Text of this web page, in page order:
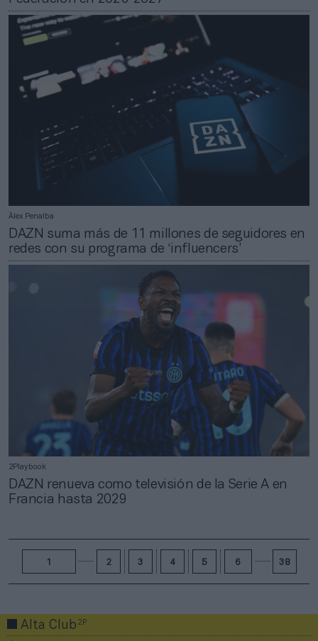
Àlex Penalba
DAZN suma más de 11 millones de seguidores en
redes con su programa de ‘influencers’
2Playbook
DAZN renueva como televisión de la Serie A en
Francia hasta 2029
2 3 4 5 6 38
Alta Club2P